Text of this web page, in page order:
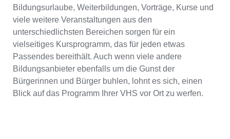
Bildungsurlaube, Weiterbildungen, Vorträge, Kurse und
viele weitere Veranstaltungen aus den
unterschiedlichsten Bereichen sorgen für ein
vielseitiges Kursprogramm, das für jeden etwas
Passendes bereithält. Auch wenn viele andere
Bildungsanbieter ebenfalls um die Gunst der
Bürgerinnen und Bürger buhlen, lohnt es sich, einen
Blick auf das Programm Ihrer VHS vor Ort zu werfen.